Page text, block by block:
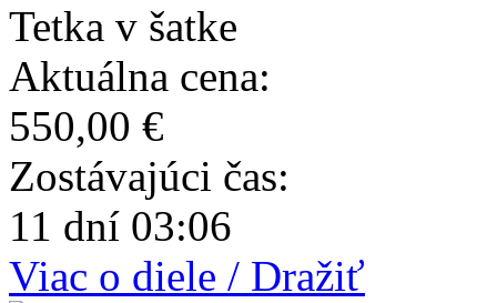
Tetka v šatke
Aktuálna cena:
550,00 €
Zostávajúci čas:
11 dní 03:06
Viac o diele / Dražiť